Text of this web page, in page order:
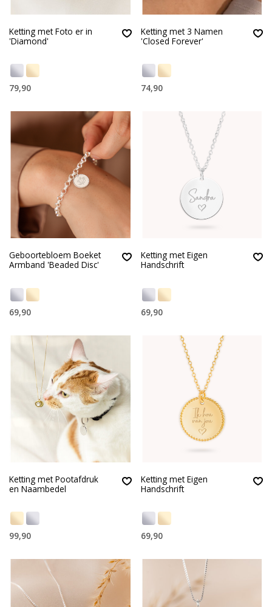
Ketting met Foto er in
'Diamond'
79,90
Ketting met 3 Namen
'Closed Forever'
74,90
Geboortebloem Boeket
Armband 'Beaded Disc'
69,90
Ketting met Eigen
Handschrift
69,90
Ketting met Pootafdruk
en Naambedel
99,90
Ketting met Eigen
Handschrift
69,90